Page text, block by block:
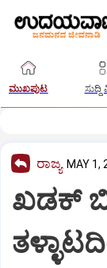
ಮುಖಪುಟ ಸುದ್ದಿ
ರಾಜ್ಯ MAY 1,
ಖಡಕ್